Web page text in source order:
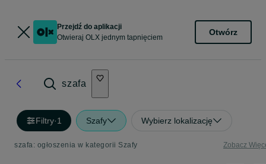
Przejdź do aplikacji
Otwieraj OLX jednym tapnięciem
Otwórz
szafa
Filtry·1 Szafy Wybierz lokalizację
szafa: ogłoszenia w kategorii Szafy Zobacz